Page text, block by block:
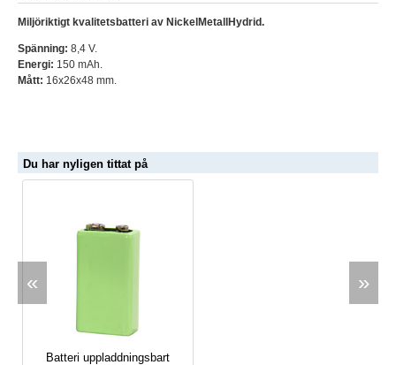
Miljöriktigt kvalitetsbatteri av NickelMetallHydrid.
Spänning: 8,4 V.
Energi: 150 mAh.
Mått: 16x26x48 mm.
Du har nyligen tittat på
«
Batteri uppladdningsbart
»